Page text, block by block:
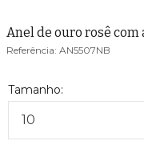
Anel de ouro rosê
AN5507NB
10